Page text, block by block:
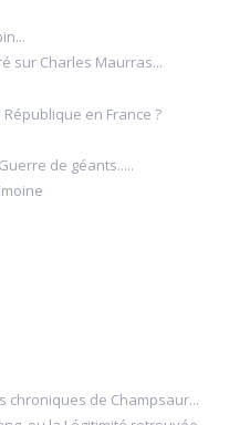
sur Charles Maurras...
en France ?
de géants.....
de Champsaur...